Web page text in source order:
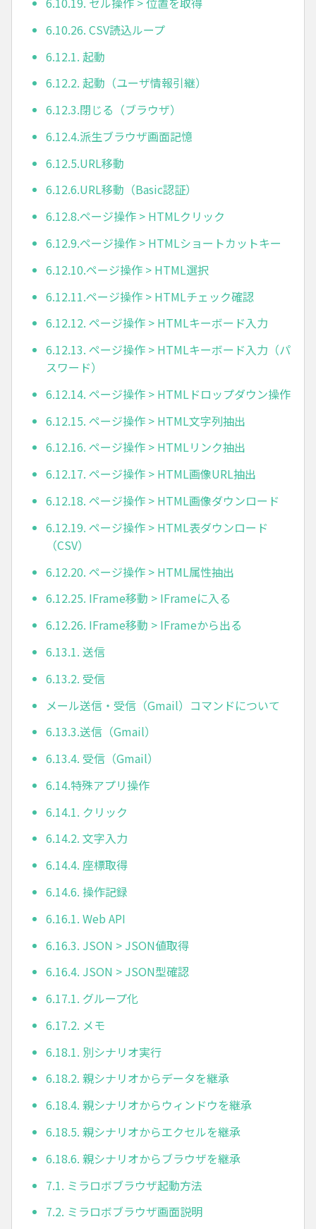
6.10.26. CSV読込ループ
6.12.1. 起動
6.12.2. 起動（ユーザ情報引継）
6.12.3.閉じる（ブラウザ）
6.12.4.派生ブラウザ画面記憶
6.12.5.URL移動
6.12.6.URL移動（Basic認証）
6.12.8.ページ操作 > HTMLクリック
6.12.9.ページ操作 > HTMLショートカットキー
6.12.10.ページ操作 > HTML選択
6.12.11.ページ操作 > HTMLチェック確認
6.12.12. ページ操作 > HTMLキーボード入力
6.12.13. ページ操作 > HTMLキーボード入力（パ
スワード）
6.12.14. ページ操作 > HTMLドロップダウン操作
6.12.15. ページ操作 > HTML文字列抽出
6.12.16. ページ操作 > HTMLリンク抽出
6.12.17. ページ操作 > HTML画像URL抽出
6.12.18. ページ操作 > HTML画像ダウンロード
6.12.19. ページ操作 > HTML表ダウンロード
（CSV）
6.12.20. ページ操作 > HTML属性抽出
6.12.25. IFrame移動 > IFrameに入る
6.12.26. IFrame移動 > IFrameから出る
6.13.1. 送信
6.13.2. 受信
メール送信・受信（Gmail）コマンドについて
6.13.3.送信（Gmail）
6.13.4. 受信（Gmail）
6.14.特殊アプリ操作
6.14.1. クリック
6.14.2. 文字入力
6.14.4. 座標取得
6.14.6. 操作記録
6.16.1. Web API
6.16.3. JSON > JSON値取得
6.16.4. JSON > JSON型確認
6.17.1. グループ化
6.17.2. メモ
6.18.1. 別シナリオ実行
6.18.2. 親シナリオからデータを継承
6.18.4. 親シナリオからウィンドウを継承
6.18.5. 親シナリオからエクセルを継承
6.18.6. 親シナリオからブラウザを継承
7.1. ミラロボブラウザ起動方法
7.2. ミラロボブラウザ画面説明